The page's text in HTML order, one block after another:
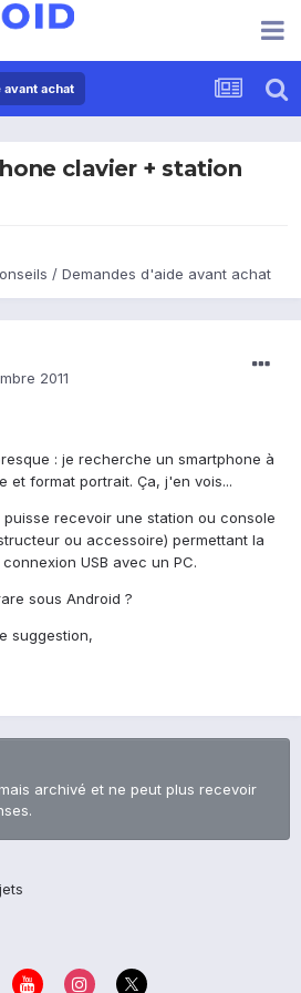
achat
clavier + station
/ Demandes d'aide avant achat
2011
: je recherche un smartphone à
et format portrait. Ça, j'en vois...
recevoir une station ou console
ou accessoire) permettant la
USB avec un PC.
sous Android ?
suggestion,
archivé et ne peut plus recevoir